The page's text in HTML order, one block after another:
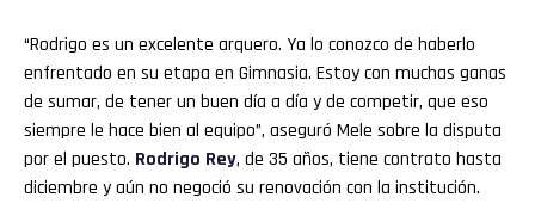
“Rodrigo es un excelente arquero. Ya lo conozco de haberlo
enfrentado en su etapa en Gimnasia. Estoy con muchas ganas
de sumar, de tener un buen día a día y de competir, que eso
siempre le hace bien al equipo”, aseguró Mele sobre la disputa
por el puesto. Rodrigo Rey, de 35 años, tiene contrato hasta
diciembre y aún no negoció su renovación con la institución.